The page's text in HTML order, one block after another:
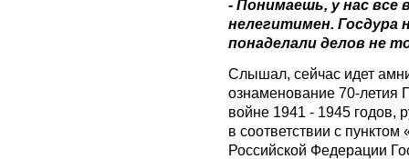
- Понимаешь, у нас
нелегитимен. Госдура
понаделали делов не
Слышал, сейчас идет
ознаменование 70-летия
войне 1941 - 1945 годов,
в соответствии с пунктом
Российской Федерации